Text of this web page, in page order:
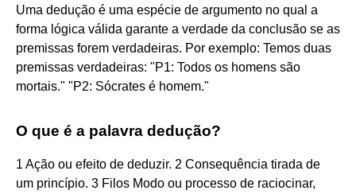
Uma dedução é uma espécie de argumento no qual a
forma lógica válida garante a verdade da conclusão se as
premissas forem verdadeiras. Por exemplo: Temos duas
premissas verdadeiras: "P1: Todos os homens são
mortais." "P2: Sócrates é homem."
O que é a palavra dedução?
1 Ação ou efeito de deduzir. 2 Consequência tirada de
um princípio. 3 Filos Modo ou processo de raciocinar,